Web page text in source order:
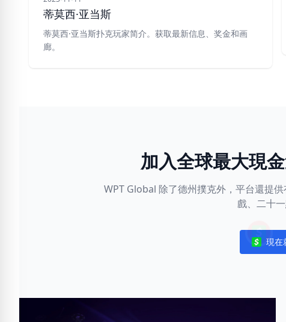
蒂莫西·亚当斯
蒂莫西·亚当斯扑克玩家简介。获取最新信息、奖金和画
廊。
加入全球最大現
WPT Global 除了德州撲克外，平台還提
戲、二十一
現在